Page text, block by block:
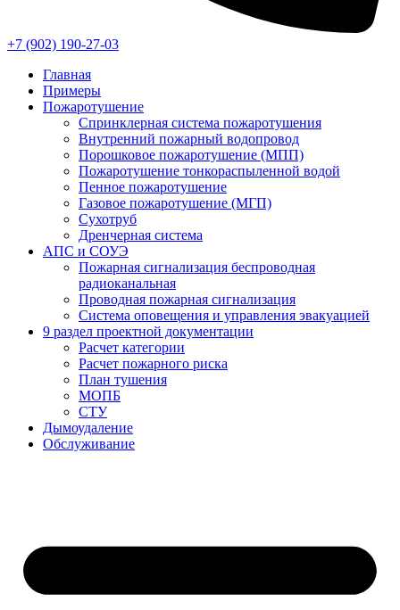
+7 (902) 190-27-03
Главная
Примеры
Пожаротушение
Спринклерная система пожаротушения
Внутренний пожарный водопровод
Порошковое пожаротушение (МПП)
Пожаротушение тонкораспыленной водой
Пенное пожаротушение
Газовое пожаротушение (МГП)
Сухотруб
Дренчерная система
АПС и СОУЭ
Пожарная сигнализация беспроводная
радиоканальная
Проводная пожарная сигнализация
Система оповещения и управления эвакуацией
9 раздел проектной документации
Расчет категории
Расчет пожарного риска
План тушения
МОПБ
СТУ
Дымоудаление
Обслуживание